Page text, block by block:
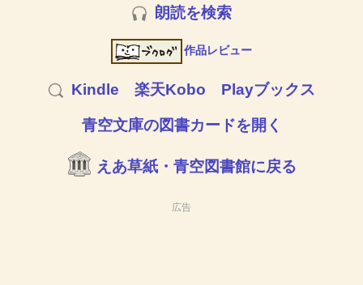
朗読を検索
作品レビュー
Kindle 楽天Kobo Playブックス
青空文庫の図書カードを開く
えあ草紙・青空図書館に戻る
広告